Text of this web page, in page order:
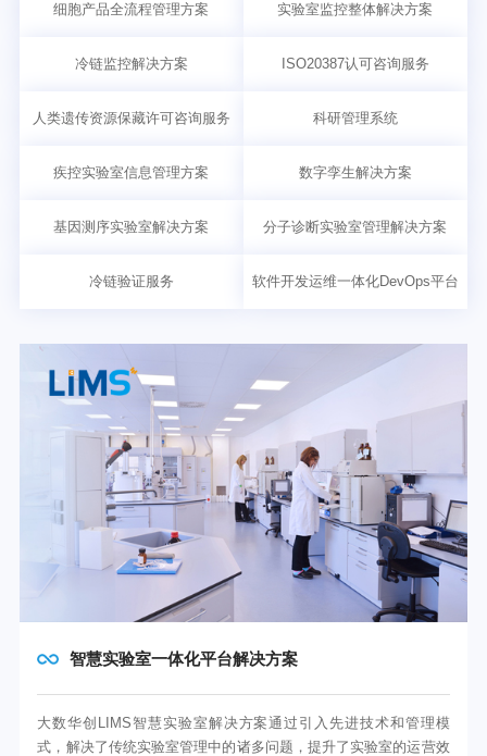
细胞产品全流程管理方案 实验室监控整体解决方案
冷链监控解决方案 ISO20387认可咨询服务
人类遗传资源保藏许可咨询服务 科研管理系统
疾控实验室信息管理方案 数字孪生解决方案
基因测序实验室解决方案 分子诊断实验室管理解决方案
冷链验证服务 软件开发运维一体化DevOps平台
智慧实验室一体化平台解决方案
大数华创LIMS智慧实验室解决方案通过引入先进技术和管理模
式，解决了传统实验室管理中的诸多问题，提升了实验室的运营效